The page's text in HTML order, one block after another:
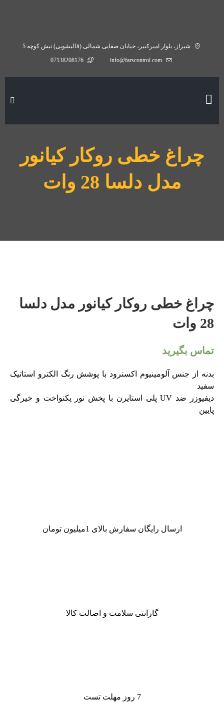
شیراز، بلوار امیرکبیر، خیابان صفایی شمالی (قالیشویی) نبش کوچه 5
info@farscontrol.com
07138208176
چراغ خطی روکار کیانور
مدل دلسا 28 وات
چراغ خطی روکار کیانور مدل دلسا
28 وات
تماس بگیرید
بدنه از جنس آلومینیوم اکسترود با پوشش رنگ الکترو استاتیک
سفید
دیفیوزر ضد UV پلی استایرن با پخش نور یکنواخت و خیرگی
پایین
ارسال رایگان سفارش بالای 1میلیون تومان
گارانتی سلامت و اصالت کالا
7 روز مهلت تست